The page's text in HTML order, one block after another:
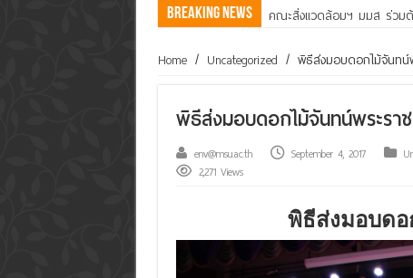
Breaking News คณะสิ่งแวดล้อมฯ มมส ร่วมต้
มหาวิทยาลัยมหาสารคาม ขอ
Home / Uncategorized / พิธีส่งมอบดอกไม้จันทน์
พิธีส่งมอบดอกไม้จันทน์พระร
env@msu.ac.th September 4, 2017
2,271 Views
พิธีส่งมอบด